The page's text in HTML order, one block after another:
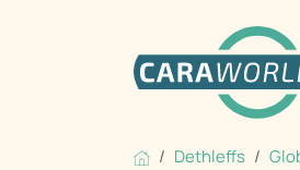
Dethleffs